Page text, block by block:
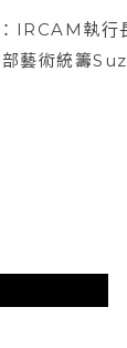
IRCAM執
藝術統籌